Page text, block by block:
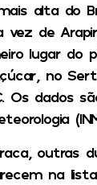
alta do
de
lugar do
no
Os dados
outras
na